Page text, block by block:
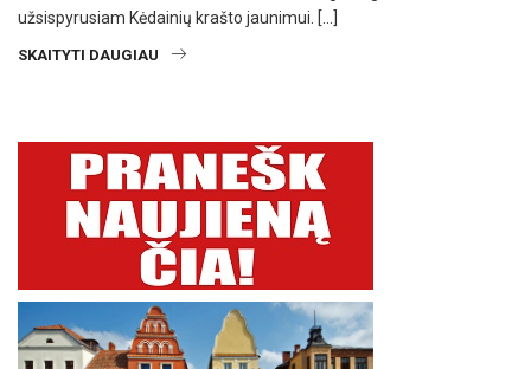
užsispyrusiam Kėdainių krašto jaunimui. […]
SKAITYTI DAUGIAU